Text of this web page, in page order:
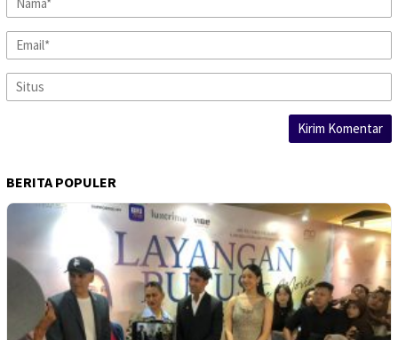
BERITA POPULER